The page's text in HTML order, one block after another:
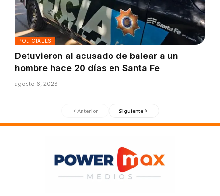
POLICIALES
Detuvieron al acusado de balear a un
hombre hace 20 días en Santa Fe
agosto 6, 2026
Anterior Siguiente